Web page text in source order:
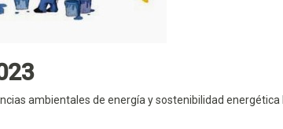
ambientales de energía y sostenibilidad